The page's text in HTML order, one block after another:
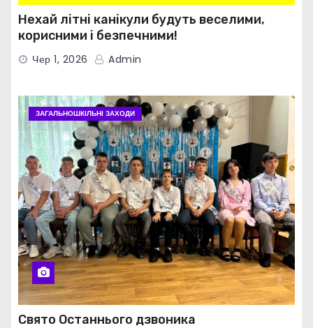
Нехай літні канікули будуть веселими,
корисними і безпечними!
Чер 1, 2026 Admin
ЗАГАЛЬНОШКІЛЬНІ ЗАХОДИ
Свято Останнього дзвоника